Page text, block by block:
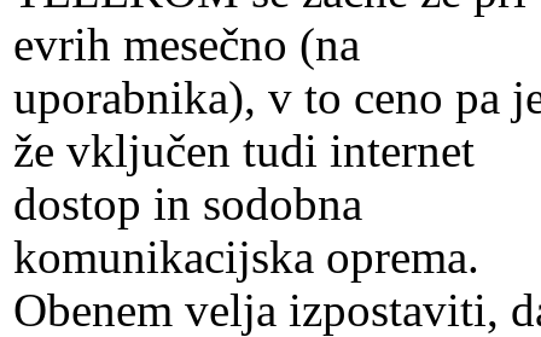
evrih mesečno (na
uporabnika), v to ceno pa
že vključen tudi internet
dostop in sodobna
komunikacijska oprema.
Obenem velja izpostaviti,